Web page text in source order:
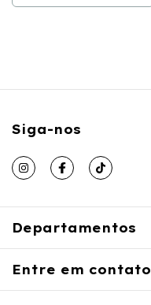
Siga-nos
Departamentos
Entre em contato